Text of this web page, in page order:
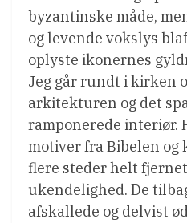
byzantinske måde,
og levende vokslys
oplyste ikonernes
Jeg går rundt i kirken
arkitekturen og det
ramponerede interiør.
motiver fra Bibelen
flere steder helt
ukendelighed. De
afskallede og delvist